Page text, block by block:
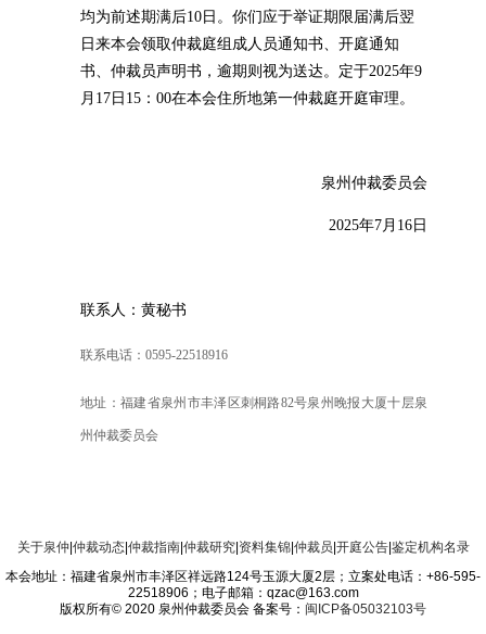
均为前述期满后10日。你们应于举证期限届满后翌
日来本会领取仲裁庭组成人员通知书、开庭通知
书、仲裁员声明书，逾期则视为送达。定于2025年9
月17日15：00在本会住所地第一仲裁庭开庭审理。
泉州仲裁委员会
2025年7月16日
联系人：黄秘书
联系电话： 0595-22518916
地址：福建省泉州市丰泽区刺桐路82号泉州晚报大厦十层泉
州仲裁委员会
关于泉仲| 仲裁动态| 仲裁指南| 仲裁研究| 资料集锦| 仲裁员 开庭公告| 鉴定机构名录
本会地址：福建省泉州市丰泽区祥远路124号玉源大厦2层；立案处电话：+86-595-
22518906；电子邮箱：qzac@163.com
版权所有© 2020 泉州仲裁委员会 备案号： 闽ICP备05032103号